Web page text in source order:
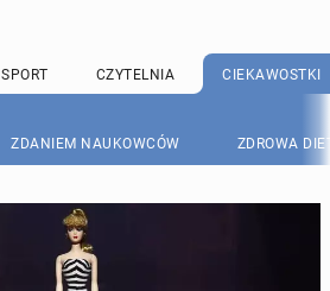
SPORT CZYTELNIA CIEKAWOSTKI
ZDANIEM NAUKOWCÓW ZDROWA